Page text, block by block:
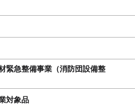
緊急整備事業（消防団設備整
対象品